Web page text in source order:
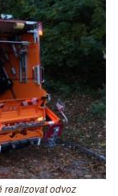
realizovat odvoz